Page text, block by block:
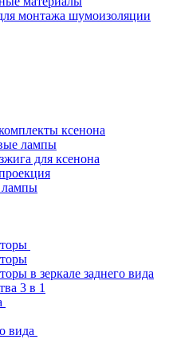
монтажа шумоизоляции
ксенона
лампы
для ксенона
лампы
в зеркале заднего вида
3 в 1
вида